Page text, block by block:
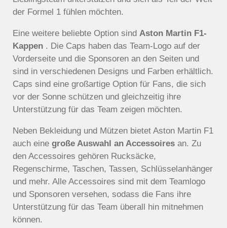
der Formel 1 fühlen möchten.
Eine weitere beliebte Option sind Aston Martin F1-
Kappen . Die Caps haben das Team-Logo auf der
Vorderseite und die Sponsoren an den Seiten und
sind in verschiedenen Designs und Farben erhältlich.
Caps sind eine großartige Option für Fans, die sich
vor der Sonne schützen und gleichzeitig ihre
Unterstützung für das Team zeigen möchten.
Neben Bekleidung und Mützen bietet Aston Martin F1
auch eine große Auswahl an Accessoires an. Zu
den Accessoires gehören Rucksäcke,
Regenschirme, Taschen, Tassen, Schlüsselanhänger
und mehr. Alle Accessoires sind mit dem Teamlogo
und Sponsoren versehen, sodass die Fans ihre
Unterstützung für das Team überall hin mitnehmen
können.